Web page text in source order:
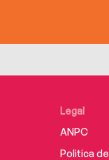
stopping read,
drama’Legal
ANPC
Politica de